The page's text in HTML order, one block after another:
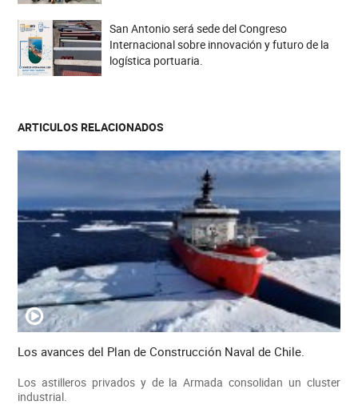
San Antonio será sede del Congreso
Internacional sobre innovación y futuro de la
logística portuaria.
ARTICULOS RELACIONADOS
Los avances del Plan de Construcción Naval de Chile.
Los astilleros privados y de la Armada consolidan un cluster
industrial.